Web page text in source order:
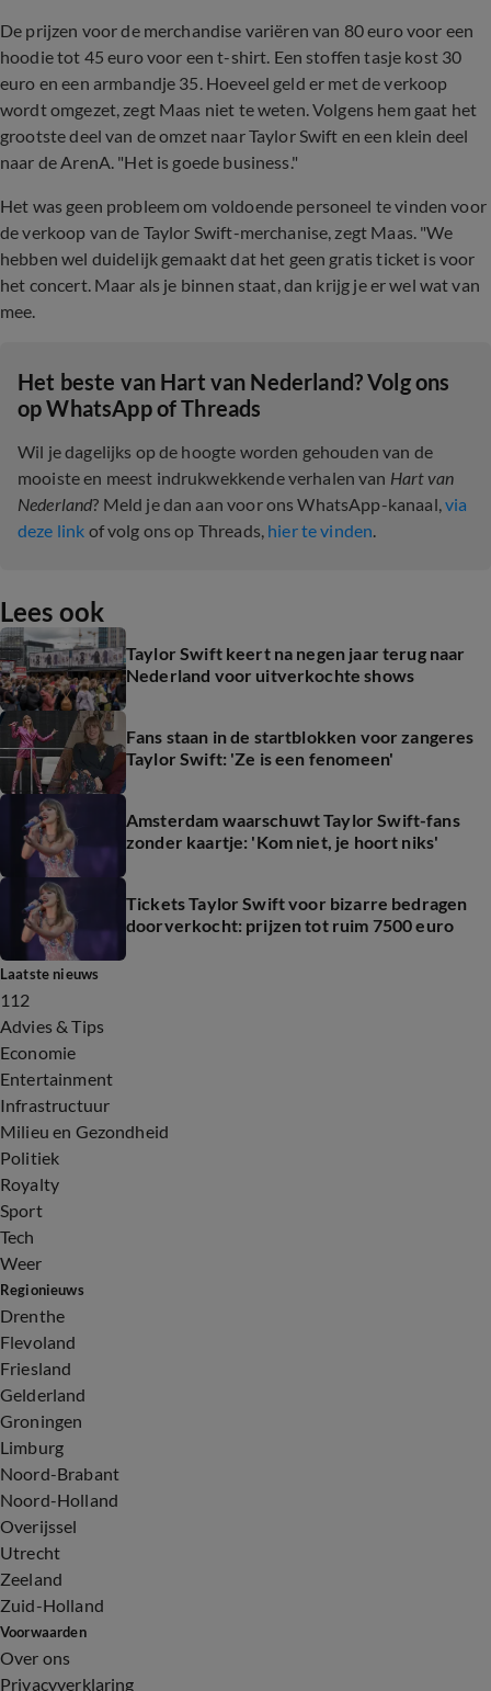
De prijzen voor de merchandise variëren van 80 euro voor een
hoodie tot 45 euro voor een t-shirt. Een stoffen tasje kost 30
euro en een armbandje 35. Hoeveel geld er met de verkoop
wordt omgezet, zegt Maas niet te weten. Volgens hem gaat het
grootste deel van de omzet naar Taylor Swift en een klein deel
naar de ArenA. "Het is goede business."
Het was geen probleem om voldoende personeel te vinden voor
de verkoop van de Taylor Swift-merchanise, zegt Maas. "We
hebben wel duidelijk gemaakt dat het geen gratis ticket is voor
het concert. Maar als je binnen staat, dan krijg je er wel wat van
mee.
Het beste van Hart van Nederland? Volg ons
op WhatsApp of Threads
Wil je dagelijks op de hoogte worden gehouden van de
mooiste en meest indrukwekkende verhalen van Hart van
Nederland? Meld je dan aan voor ons WhatsApp-kanaal,via
deze link of volg ons op Threads, hier te vinden.
Lees ook
Taylor Swift keert na negen jaar terug naar
Nederland voor uitverkochte shows
Fans staan in de startblokken voor zangeres
Taylor Swift: 'Ze is een fenomeen'
Amsterdam waarschuwt Taylor Swift-fans
zonder kaartje: 'Kom niet, je hoort niks'
Tickets Taylor Swift voor bizarre bedragen
doorverkocht: prijzen tot ruim 7500 euro
Laatste nieuws
112
Advies & Tips
Economie
Entertainment
Infrastructuur
Milieu en Gezondheid
Politiek
Royalty
Sport
Tech
Weer
Regionieuws
Drenthe
Flevoland
Friesland
Gelderland
Groningen
Limburg
Noord-Brabant
Noord-Holland
Overijssel
Utrecht
Zeeland
Zuid-Holland
Voorwaarden
Over ons
Privacyverklaring